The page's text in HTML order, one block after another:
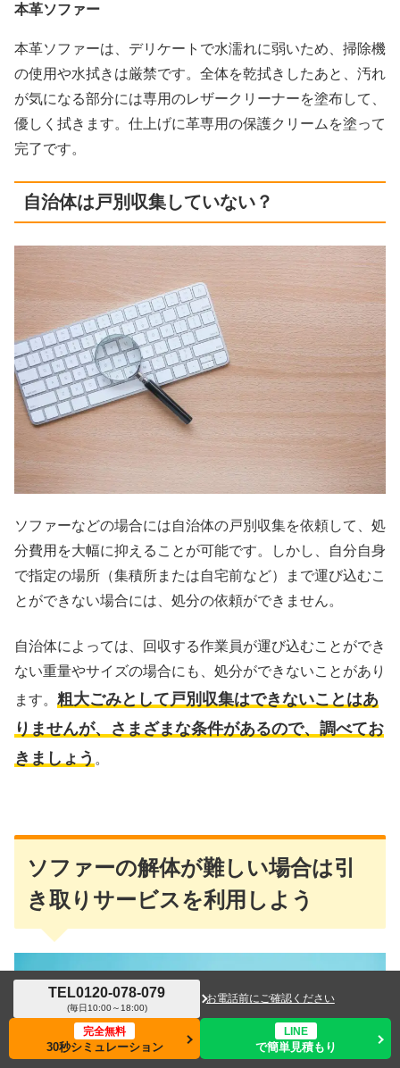
本革ソファー
本革ソファーは、デリケートで水濡れに弱いため、掃除機
の使用や水拭きは厳禁です。全体を乾拭きしたあと、汚れ
が気になる部分には専用のレザークリーナーを塗布して、
優しく拭きます。仕上げに革専用の保護クリームを塗って
完了です。
自治体は戸別収集していない？
ソファーなどの場合には自治体の戸別収集を依頼して、処
分費用を大幅に抑えることが可能です。しかし、自分自身
で指定の場所（集積所または自宅前など）まで運び込むこ
とができない場合には、処分の依頼ができません。
自治体によっては、回収する作業員が運び込むことができ
ない重量やサイズの場合にも、処分ができないことがあり
ます。 粗大ごみとして戸別収集はできないことはあ
りませんが、さまざまな条件があるので、調べてお
きましょう 。
ソファーの解体が難しい場合は引
き取りサービスを利用しよう
TEL0120-078-079
(毎日10:00～18:00)
お電話前にご確認ください
完全無料
30秒シミュレーション
LINE
で簡単見積もり
ホーム 検索 トップ